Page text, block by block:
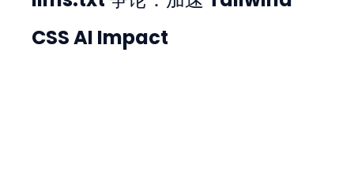
CSS AI Impact